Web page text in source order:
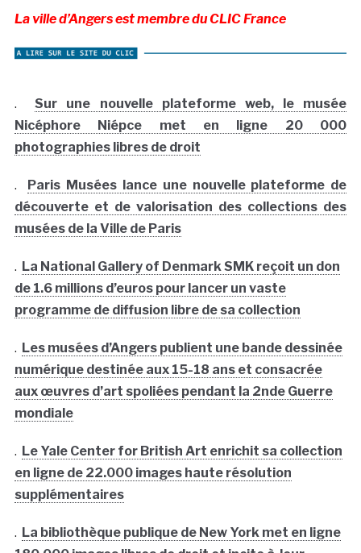
La ville d’Angers est membre du CLIC France
.Sur une nouvelle plateforme web, le musée
Nicéphore Niépce met en ligne 20 000
photographies libres de droit
.
Paris Musées lance une nouvelle plateforme de
découverte et de valorisation des collections des
musées de la Ville de Paris
. La National Gallery of Denmark SMK reçoit un don
de 1.6 millions d’euros pour lancer un vaste
programme de diffusion libre de sa collection
. Les musées d’Angers publient une bande dessinée
numérique destinée aux 15-18 ans et consacrée
aux œuvres d’art spoliées pendant la 2nde Guerre
mondiale
. Le Yale Center for British Art enrichit sa collection
en ligne de 22.000 images haute résolution
supplémentaires
. La bibliothèque publique de New York met en ligne